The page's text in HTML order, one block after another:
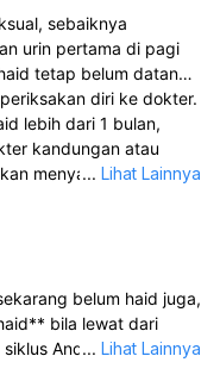
sebaiknya
urin pertama di pagi
tetap belum datang
diri ke dokter.
lebih dari 1 bulan,
kandungan atau
menyarankan
USG, atau tes darah
... Lihat Lainnya
belum haid juga,
bila lewat dari
Anda biasanya
... Lihat Lainnya